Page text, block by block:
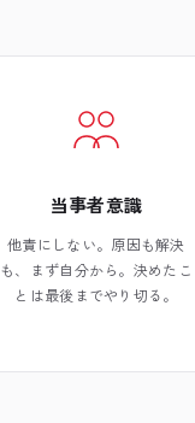
当事者意識
他責にしない。原因も解決
も、まず自分から。決めたこ
とは最後までやり切る。